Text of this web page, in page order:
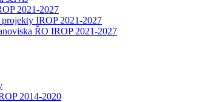
2021-2027
projekty IROP 2021-2027
ŘO IROP 2021-2027
2014-2020